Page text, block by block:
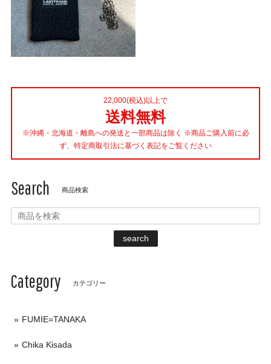
22,000(税込)以上で
送料無料
※沖縄・北海道・離島への発送と一部商品は除く ※商品ご購入前に必
ず、特定商取引法に基づく表記をご覧ください
Search 商品検索
search
Category カテゴリー
FUMIE=TANAKA
Chika Kisada